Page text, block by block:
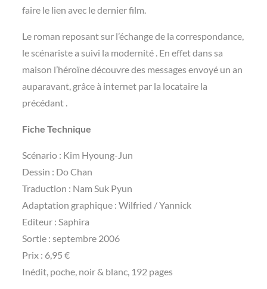
faire le lien avec le dernier film.
Le roman reposant sur l’échange de la correspondance,
le scénariste a suivi la modernité . En effet dans sa
maison l’héroïne découvre des messages envoyé un an
auparavant, grâce à internet par la locataire la
précédant .
Fiche Technique
Scénario : Kim Hyoung-Jun
Dessin : Do Chan
Traduction : Nam Suk Pyun
Adaptation graphique : Wilfried / Yannick
Editeur : Saphira
Sortie : septembre 2006
Prix : 6,95 €
Inédit, poche, noir & blanc, 192 pages